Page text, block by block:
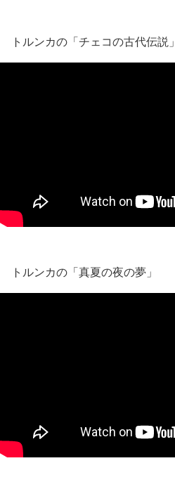
トルンカの「チェコの古代伝説」
トルンカの「真夏の夜の夢」